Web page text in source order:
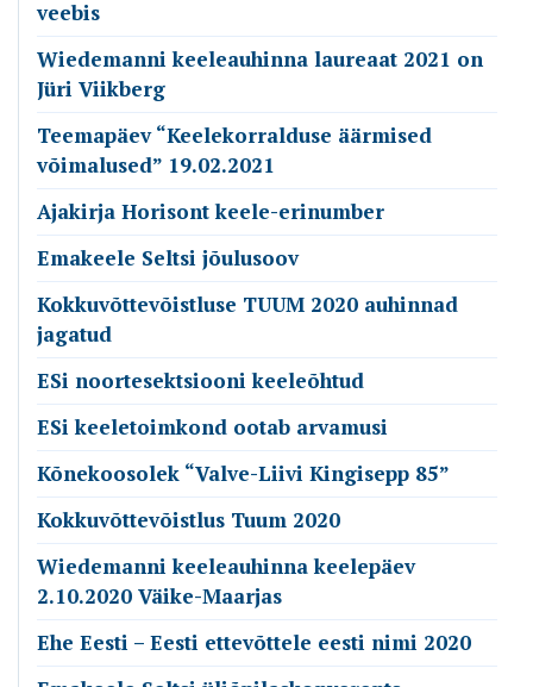
veebis
Wiedemanni keeleauhinna laureaat 2021 on
Jüri Viikberg
Teemapäev “Keelekorralduse äärmised
võimalused” 19.02.2021
Ajakirja Horisont keele-erinumber
Emakeele Seltsi jõulusoov
Kokkuvõttevõistluse TUUM 2020 auhinnad
jagatud
ESi noortesektsiooni keeleõhtud
ESi keeletoimkond ootab arvamusi
Kõnekoosolek “Valve-Liivi Kingisepp 85”
Kokkuvõttevõistlus Tuum 2020
Wiedemanni keeleauhinna keelepäev
2.10.2020 Väike-Maarjas
Ehe Eesti – Eesti ettevõttele eesti nimi 2020